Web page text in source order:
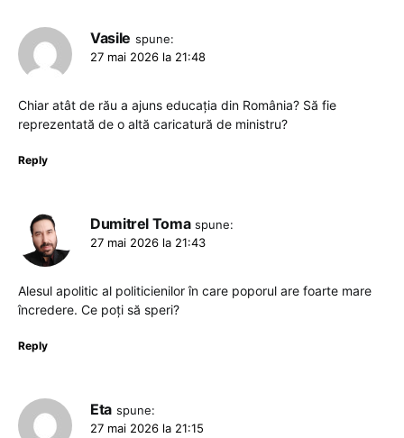
Vasile spune:
27 mai 2026 la 21:48
Chiar atât de rău a ajuns educația din România? Să fie
reprezentată de o altă caricatură de ministru?
Reply
Dumitrel Toma spune:
27 mai 2026 la 21:43
Alesul apolitic al politicienilor în care poporul are foarte mare
încredere. Ce poți să speri?
Reply
Eta spune:
27 mai 2026 la 21:15